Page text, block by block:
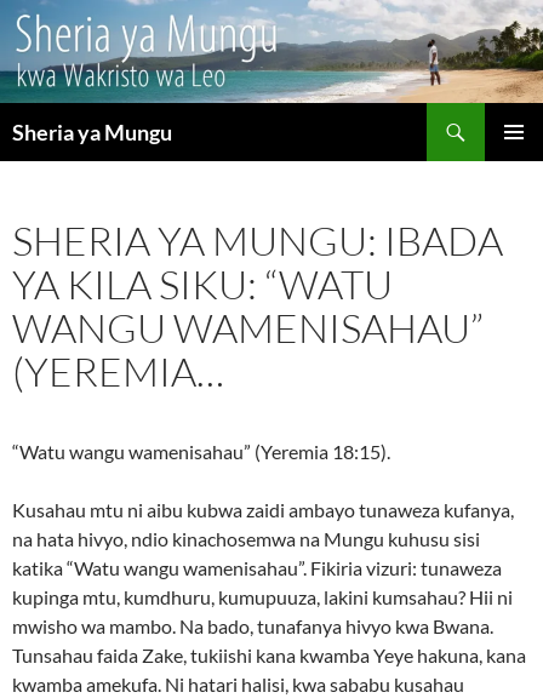
Sheria ya Mungu
SHERIA YA MUNGU: IBADA
YA KILA SIKU: “WATU
WANGU WAMENISAHAU”
(YEREMIA…
“Watu wangu wamenisahau” (Yeremia 18:15).
Kusahau mtu ni aibu kubwa zaidi ambayo tunaweza kufanya,
na hata hivyo, ndio kinachosemwa na Mungu kuhusu sisi
katika “Watu wangu wamenisahau”. Fikiria vizuri: tunaweza
kupinga mtu, kumdhuru, kumupuuza, lakini kumsahau? Hii ni
mwisho wa mambo. Na bado, tunafanya hivyo kwa Bwana.
Tunsahau faida Zake, tukiishi kana kwamba Yeye hakuna, kana
kwamba amekufa. Ni hatari halisi, kwa sababu kusahau